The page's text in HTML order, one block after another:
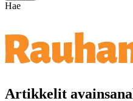
Hae
Artikkelit